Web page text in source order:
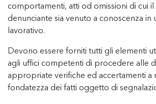
comportamenti, atti od omissioni di cui il
denunciante sia venuto a conoscenza in
lavorativo.
Devono essere forniti tutti gli elementi
agli uffici competenti di procedere alle
appropriate verifiche ed accertamenti a
fondatezza dei fatti oggetto di